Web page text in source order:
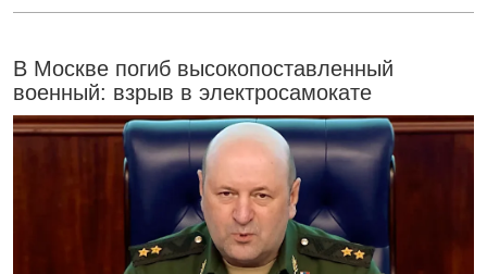
В Москве погиб высокопоставленный
военный: взрыв в электросамокате